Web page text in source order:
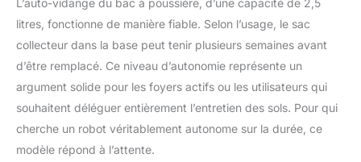
litres, fonctionne de manière fiable. Selon l’usage, le sac
collecteur dans la base peut tenir plusieurs semaines avant
d’être remplacé. Ce niveau d’autonomie représente un
argument solide pour les foyers actifs ou les utilisateurs qui
souhaitent déléguer entièrement l’entretien des sols. Pour qui
cherche un robot véritablement autonome sur la durée, ce
modèle répond à l’attente.